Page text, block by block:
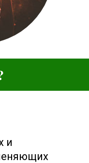
и